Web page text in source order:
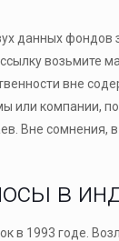
данных
возьмите
вне
компании,
Вне
в
в 1993 годе.